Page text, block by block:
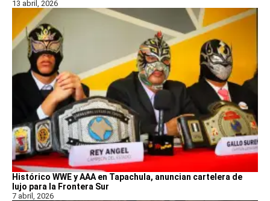
13 abril, 2026
Histórico WWE y AAA en Tapachula, anuncian cartelera de
lujo para la Frontera Sur
7 abril, 2026